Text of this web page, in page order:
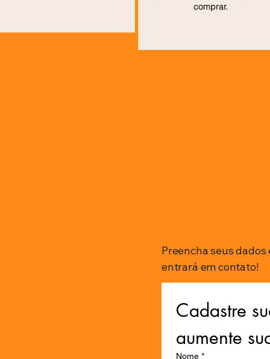
comprar.
Preencha seus
entrará em contato!
Cadastre
aumente
Nome *